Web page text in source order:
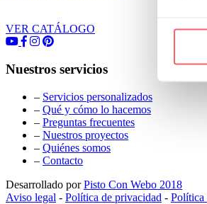
VER CATÁLOGO
Nuestros servicios
– Servicios personalizados
– Qué y cómo lo hacemos
– Preguntas frecuentes
– Nuestros proyectos
– Quiénes somos
– Contacto
Desarrollado porPisto Con Webo 2018
Aviso legal - Política de privacidad - Política